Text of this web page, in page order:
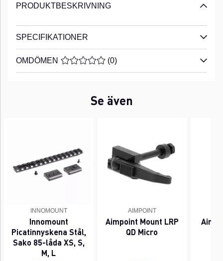
PRODUKTBESKRIVNING
SPECIFIKATIONER
OMDÖMEN MEDELBETYG 0 AV 5 ANTAL BETYG 0
(0)
Se även
INNOMOUNT
Innomount
Picatinnyskena Stål,
Sako 85-låda XS, S,
M, L
AIMPOINT
Aimpoint Mount LRP
QD Micro